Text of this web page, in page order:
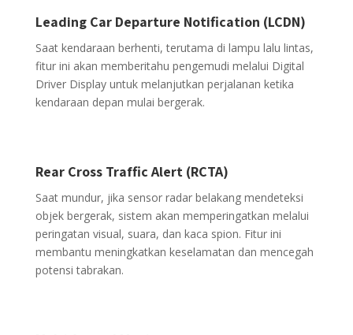
Leading Car Departure Notification (LCDN)
Saat kendaraan berhenti, terutama di lampu lalu lintas,
fitur ini akan memberitahu pengemudi melalui Digital
Driver Display untuk melanjutkan perjalanan ketika
kendaraan depan mulai bergerak.
Rear Cross Traffic Alert (RCTA)
Saat mundur, jika sensor radar belakang mendeteksi
objek bergerak, sistem akan memperingatkan melalui
peringatan visual, suara, dan kaca spion. Fitur ini
membantu meningkatkan keselamatan dan mencegah
potensi tabrakan.